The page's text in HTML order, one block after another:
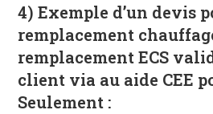
4) Exemple d’un devis
remplacement
remplacement ECS
client via au aide CEE
Seulement :